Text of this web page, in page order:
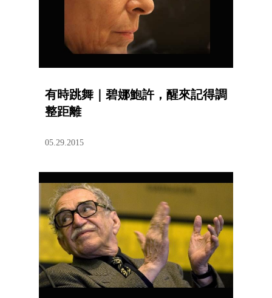
有時跳舞｜碧娜鮑許，醒來記得調
整距離
05.29.2015